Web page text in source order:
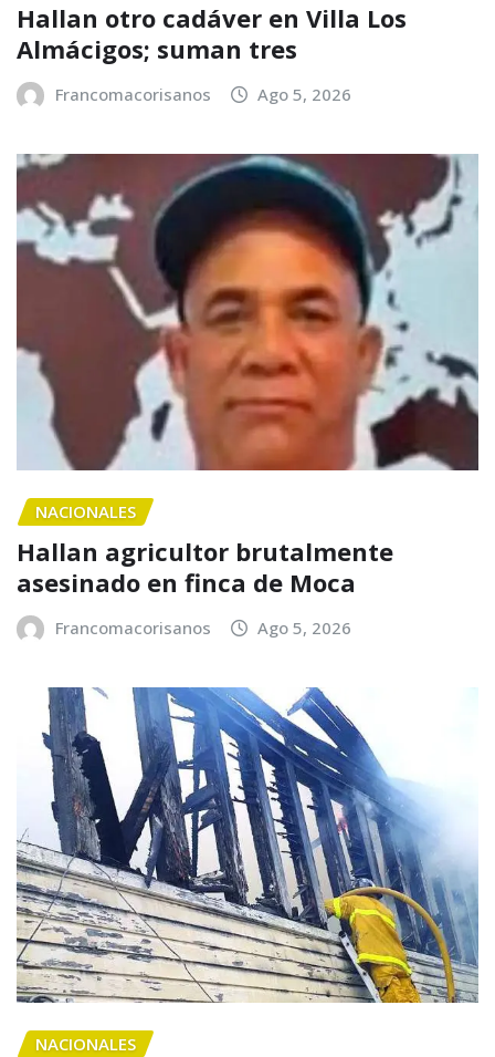
Hallan otro cadáver en Villa Los
Almácigos; suman tres
Francomacorisanos Ago 5, 2026
NACIONALES
Hallan agricultor brutalmente
asesinado en finca de Moca
Francomacorisanos Ago 5, 2026
NACIONALES